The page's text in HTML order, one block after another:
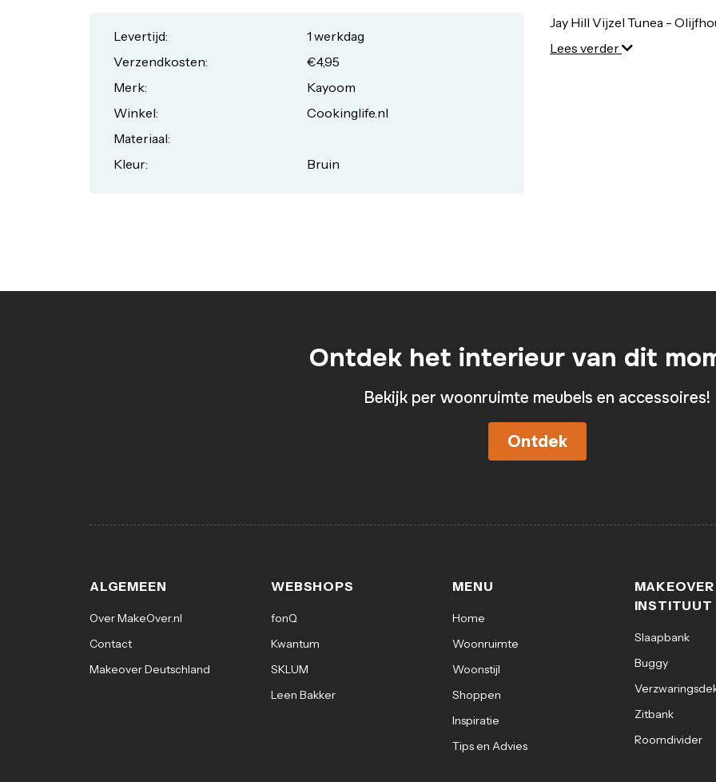
Levertijd:
1 werkdag
Verzendkosten:
€4,95
Merk:
Kayoom
Winkel:
Cookinglife.nl
Materiaal:
Kleur:
Bruin
Jay Hill Vijzel Tunea -
Lees verder
Ontdek het interieur van dit
Bekijk per woonruimte meubels en accessoires!
Ontdek
ALGEMEEN
Over MakeOver.nl
Contact
Makeover Deutschland
WEBSHOPS
fonQ
Kwantum
SKLUM
Leen Bakker
MENU
Home
Woonruimte
Woonstijl
Shoppen
Inspiratie
Tips en Advies
INSTITUUT
Slaapbank
Buggy
Zitbank
Roomdivider